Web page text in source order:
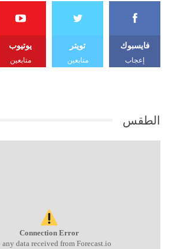
فايسبوك
إعجاب
تويتر
متابعين
يوتيوب
متابعين
الطقس
Connection Error
any data received from Forecast.io!.